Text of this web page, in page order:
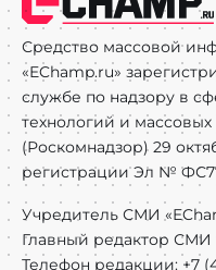
Средство массовой
«EChamp.ru»
службе по надзору в
технологий и
(Роскомнадзор) 29
регистрации Эл №
Учредитель СМИ
Главный редактор СМИ
Телефон редакции: +7